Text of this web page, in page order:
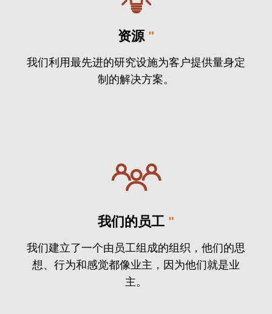
资源 "
我们利用最先进的研究设施为客户提供量身定
制的解决方案。
我们的员工 "
我们建立了一个由员工组成的组织，他们的思
想、行为和感觉都像业主，因为他们就是业
主。